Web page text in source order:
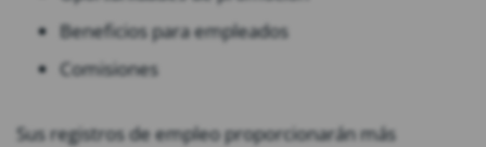
Beneficios para empleados
Comisiones
Sus registros de empleo proporcionarán más